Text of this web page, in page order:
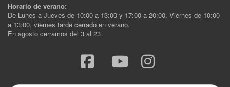
Horario de verano:
De Lunes a Jueves de 10:00 a 13:00 y 17:00 a 20:00. Viernes de 10:00
a 13:00, viernes tarde cerrado en verano.
En agosto cerramos del 3 al 23